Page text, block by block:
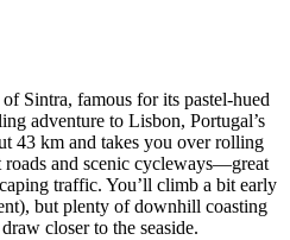
Sintra, famous for its pastel-hued
adventure to Lisbon, Portugal’s
43 km and takes you over rolling
and scenic cycleways—great
traffic. You’ll climb a bit early
but plenty of downhill coasting
closer to the seaside.